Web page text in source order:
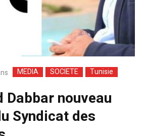
MEDIA SOCIETE Tunisie
Dabbar nouveau
Syndicat des